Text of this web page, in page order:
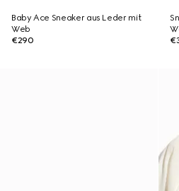
Baby Ace Sneaker aus Leder mit
Web
€290